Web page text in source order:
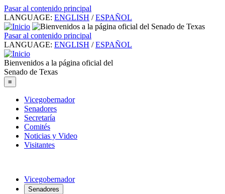
Pasar al contenido principal
LANGUAGE: ENGLISH / ESPAÑOL
Pasar al contenido principal
LANGUAGE: ENGLISH / ESPAÑOL
Bienvenidos a la página oficial del
Senado de Texas
≡
Vicegobernador
Senadores
Secretaría
Comités
Noticias y Video
Visitantes
Vicegobernador
Senadores